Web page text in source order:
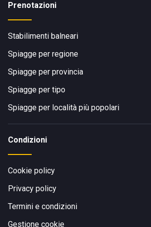
Prenotazioni
Stabilimenti balneari
Spiagge per regione
Spiagge per provincia
Spiagge per tipo
Spiagge per località più popolari
Condizioni
Cookie policy
Privacy policy
Termini e condizioni
Gestione cookie